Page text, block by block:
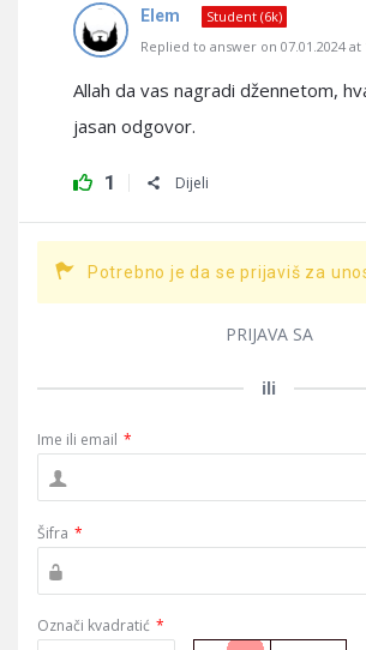
Elem
Student (6k)
Replied to answer on 07.01.2024 at
Allah da vas nagradi džennetom,
jasan odgovor.
1 Dijeli
Potrebno je da se prijaviš za
PRIJAVA SA
ili
Ime ili email *
Šifra *
Označi kvadratić *